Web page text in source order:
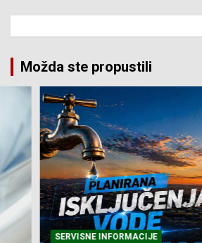
Možda ste propustili
SERVISNE INFORMACIJE